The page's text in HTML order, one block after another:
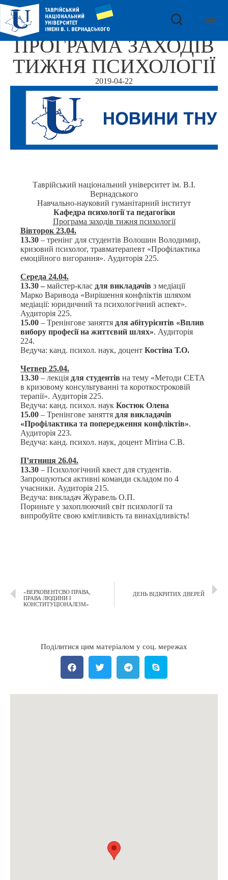
ПРОГРАМА ЗАХОДІВ
ТИЖНЯ ПСИХОЛОГІЇ
2019-04-22
Таврійський національний університет ім. В.І.
Вернадського
Навчально-науковий гуманітарний інститут
Кафедра психології та педагогіки
Програма заходів тижня психології
Вівторок 23.04.
13.30 – тренінг для студентів Волошин Володимир,
кризовий психолог, травматерапевт «Профілактика
емоційного вигорання». Аудиторія 225.
Середа 24.04.
13.30 – майстер-клас для викладачів з медіації
Марко Варивода «Вирішення конфліктів шляхом
медіації: юридичний та психологічний аспект».
Аудиторія 225.
15.00 – Тренінгове заняття для абітурієнтів «Вплив
вибору професії на життєвий шлях». Аудиторія
224.
Ведуча: канд. психол. наук, доцент Костіна Т.О.
Четвер 25.04.
13.30 – лекція для студентів на тему «Методи СЕТА
в кризовому консультуванні та короткостроковій
терапії». Аудиторія 225.
Ведуча: канд. психол. наук Костюк Олена
15.00 – Тренінгове заняття для викладачів
«Профілактика та попередження конфліктів».
Аудиторія 223.
Ведуча: канд. психол. наук, доцент Мітіна С.В.
П’ятниця 26.04.
13.30 – Психологічний квест для студентів.
Запрошуються активні команди складом по 4
учасники. Аудиторія 215.
Ведуча: викладач Журавель О.П.
Пориньте у захоплюючий світ психології та
випробуйте свою кмітливість та винахідливість!
«ВЕРХОВЕНТСВО ПРАВА,
ПРАВА ЛЮДИНИ І
КОНСТИТУЦІОНАЛІЗМ»
ДЕНЬ ВІДКРИТИХ ДВЕРЕЙ
Поділитися цим матеріалом у соц. мережах